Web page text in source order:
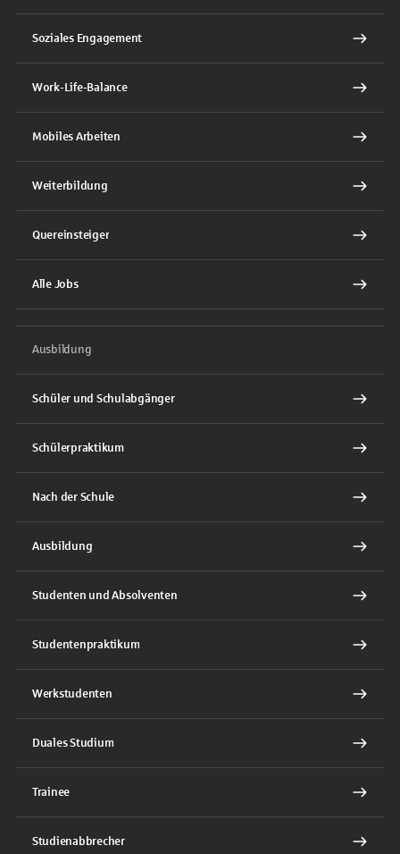
Soziales Engagement
Work-Life-Balance
Mobiles Arbeiten
Weiterbildung
Quereinsteiger
Alle Jobs
Ausbildung
Schüler und Schulabgänger
Schülerpraktikum
Nach der Schule
Ausbildung
Studenten und Absolventen
Studentenpraktikum
Werkstudenten
Duales Studium
Trainee
Studienabbrecher